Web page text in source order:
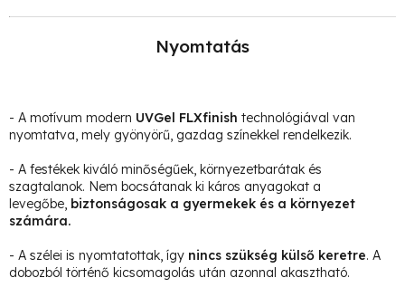
Nyomtatás
- A motívum modern UVGel FLXfinish technológiával van
nyomtatva, mely gyönyörű, gazdag színekkel rendelkezik.
- A festékek kiváló minőségűek, környezetbarátak és
szagtalanok. Nem bocsátanak ki káros anyagokat a
levegőbe, biztonságosak a gyermekek és a környezet
számára.
- A szélei is nyomtatottak, így nincs szükség külső keretre. A
dobozból történő kicsomagolás után azonnal akasztható.